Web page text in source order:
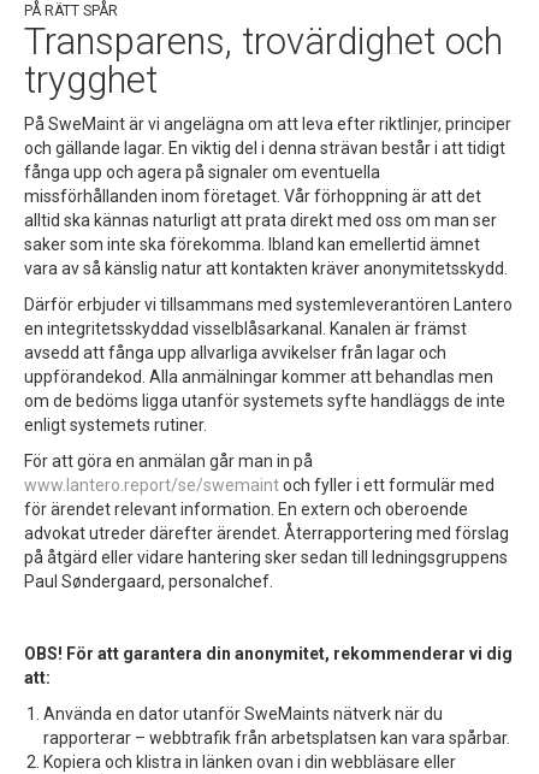
PÅ RÄTT SPÅR
Transparens, trovärdighet och
trygghet
På SweMaint är vi angelägna om att leva efter riktlinjer, principer
och gällande lagar. En viktig del i denna strävan består i att tidigt
fånga upp och agera på signaler om eventuella
missförhållanden inom företaget. Vår förhoppning är att det
alltid ska kännas naturligt att prata direkt med oss om man ser
saker som inte ska förekomma. Ibland kan emellertid ämnet
vara av så känslig natur att kontakten kräver anonymitetsskydd.
Därför erbjuder vi tillsammans med systemleverantören Lantero
en integritetsskyddad visselblåsarkanal. Kanalen är främst
avsedd att fånga upp allvarliga avvikelser från lagar och
uppförandekod. Alla anmälningar kommer att behandlas men
om de bedöms ligga utanför systemets syfte handläggs de inte
enligt systemets rutiner.
För att göra en anmälan går man in på
www.lantero.report/se/swemaintoch fyller i ett formulär med
för ärendet relevant information. En extern och oberoende
advokat utreder därefter ärendet. Återrapportering med förslag
på åtgärd eller vidare hantering sker sedan till ledningsgruppens
Paul Søndergaard, personalchef.
OBS! För att garantera din anonymitet, rekommenderar vi dig
att:
Använda en dator utanför SweMaints nätverk när du
rapporterar – webbtrafik från arbetsplatsen kan vara spårbar.
Kopiera och klistra in länken ovan i din webbläsare eller